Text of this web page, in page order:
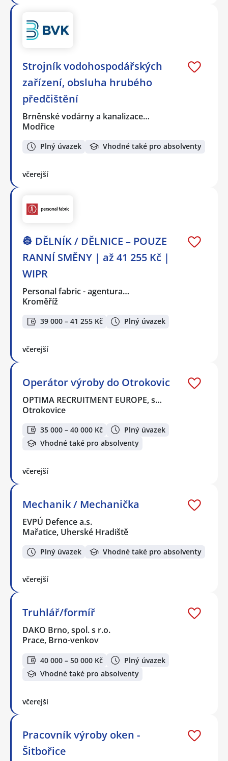
Strojník vodohospodářských
zařízení, obsluha hrubého
předčištění
Brněnské vodárny a kanalizace…
Modřice
Plný úvazek Vhodné také pro absolventy
včerejší
👷 DĚLNÍK / DĚLNICE – POUZE
RANNÍ SMĚNY | až 41 255 Kč |
WIPR
Personal fabric - agentura…
Kroměříž
39 000 – 41 255 Kč Plný úvazek
včerejší
Operátor výroby do Otrokovic
OPTIMA RECRUITMENT EUROPE, s…
Otrokovice
35 000 – 40 000 Kč
Plný úvazek
Vhodné také pro absolventy
včerejší
Mechanik / Mechanička
EVPÚ Defence a.s.
Mařatice, Uherské Hradiště
Plný úvazek Vhodné také pro absolventy
včerejší
Truhlář/formíř
DAKO Brno, spol. s r.o.
Prace, Brno-venkov
40 000 – 50 000 Kč
Plný úvazek
Vhodné také pro absolventy
včerejší
Pracovník výroby oken -
Šitbořice